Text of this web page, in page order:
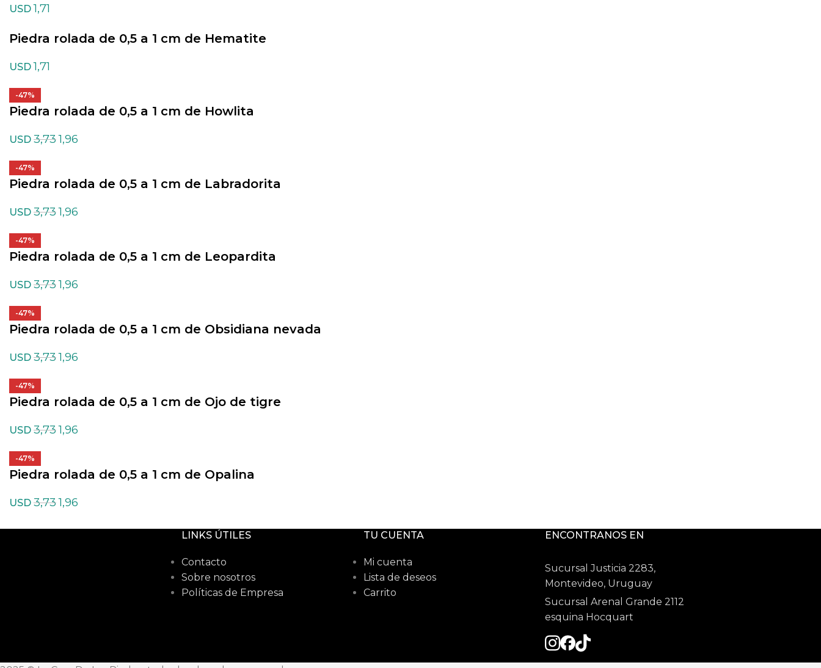
USD 1,71
Piedra rolada de 0,5 a 1 cm de Hematite
USD 1,71
-47%
Piedra rolada de 0,5 a 1 cm de Howlita
USD 3,731,96
-47%
Piedra rolada de 0,5 a 1 cm de Labradorita
USD 3,731,96
-47%
Piedra rolada de 0,5 a 1 cm de Leopardita
USD 3,731,96
-47%
Piedra rolada de 0,5 a 1 cm de Obsidiana nevada
USD 3,731,96
-47%
Piedra rolada de 0,5 a 1 cm de Ojo de tigre
USD 3,731,96
-47%
Piedra rolada de 0,5 a 1 cm de Opalina
USD 3,731,96
LINKS ÚTILES
Contacto
Sobre nosotros
Políticas de Empresa
TU CUENTA
Mi cuenta
Lista de deseos
Carrito
ENCONTRANOS EN
Sucursal Justicia 2283,
Montevideo, Uruguay
Sucursal Arenal Grande 2112
esquina Hocquart